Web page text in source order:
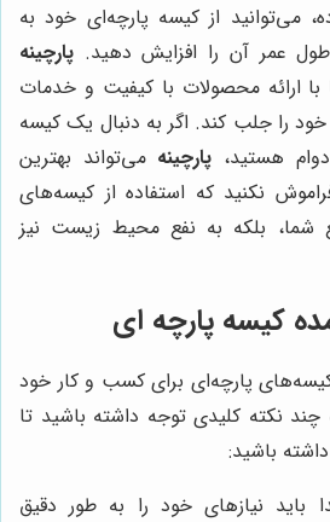
می‌توانید از کیسه پارچه‌ای خود به
عمر آن را افزایش دهید. پارچینه
ارائه محصولات با کیفیت و خدمات
را جلب کند. اگر به دنبال یک کیسه
هستید، پارچینه می‌تواند بهترین
نکنید که استفاده از کیسه‌های
شما، بلکه به نفع محیط زیست نیز
کیسه پارچه ای
پارچه‌ای برای کسب و کار خود
نکته کلیدی توجه داشته باشید تا
باشید:
باید نیازهای خود را به طور دقیق